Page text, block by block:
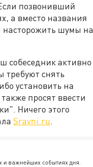
позвонивший
а вместо названия
насторожить шумы на
собеседник активно
требуют снять
установить на
просят ввести
Ничего этого
Sravni.ru.
и важнейших событиях дня.